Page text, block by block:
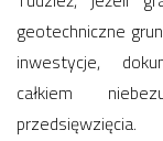
geotechniczne
inwestycje,
całkiem
przedsięwzięcia.